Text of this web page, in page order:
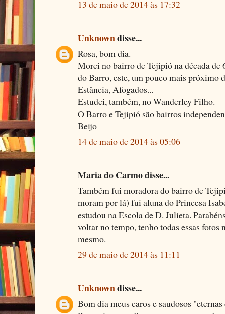
13 de maio de 2014 às 17:32
Unknowndisse...
Rosa, bom dia.
Morei no bairro de Tejipió na década de
do Barro, este, um pouco mais próximo
Estância, Afogados...
Estudei, também, no Wanderley Filho.
O Barro e Tejipió são bairros
Beijo
14 de maio de 2014 às 05:06
Maria do Carmo disse...
Também fui moradora do bairro de
moram por lá) fui aluna do Princesa
estudou na Escola de D. Julieta.
voltar no tempo, tenho todas essas fotos
mesmo.
29 de maio de 2014 às 11:11
Unknowndisse...
Bom dia meus caros e saudosos